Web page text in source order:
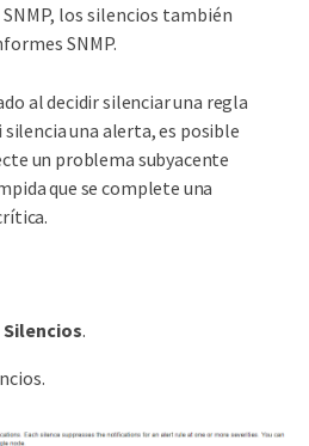
los silencios también
SNMP.
al decidir silenciar una regla
silencia una alerta, es posible
un problema subyacente
que se complete una
Silencios.